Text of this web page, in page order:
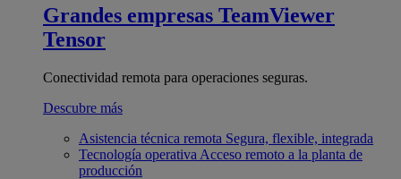
Grandes empresas TeamViewer
Tensor
Conectividad remota para operaciones seguras.
Descubre más
Asistencia técnica remota Segura, flexible, integrada
Tecnología operativa Acceso remoto a la planta de
producción